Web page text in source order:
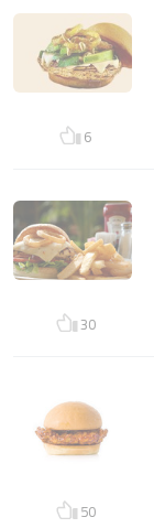
6
30
50